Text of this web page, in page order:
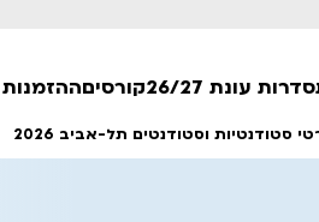
סדרות עונת 26/27 קורסים
סטודנטיות וסטודנטים תל-אביב 2026